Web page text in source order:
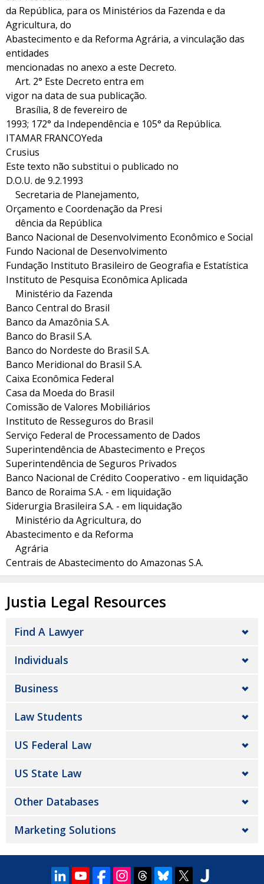
da República, para os Ministérios da Fazenda e da
Agricultura, do
Abastecimento e da Reforma Agrária, a vinculação das
entidades
mencionadas no anexo a este Decreto.
Art. 2° Este Decreto entra em
vigor na data de sua publicação.
Brasília, 8 de fevereiro de
1993; 172° da Independência e 105° da República.
ITAMAR FRANCOYeda
Crusius
Este texto não substitui o publicado no
D.O.U. de 9.2.1993
Secretaria de Planejamento,
Orçamento e Coordenação da Presi
dência da República
Banco Nacional de Desenvolvimento Econômico e Social
Fundo Nacional de Desenvolvimento
Fundação Instituto Brasileiro de Geografia e Estatística
Instituto de Pesquisa Econômica Aplicada
Ministério da Fazenda
Banco Central do Brasil
Banco da Amazônia S.A.
Banco do Brasil S.A.
Banco do Nordeste do Brasil S.A.
Banco Meridional do Brasil S.A.
Caixa Econômica Federal
Casa da Moeda do Brasil
Comissão de Valores Mobiliários
Instituto de Resseguros do Brasil
Serviço Federal de Processamento de Dados
Superintendência de Abastecimento e Preços
Superintendência de Seguros Privados
Banco Nacional de Crédito Cooperativo - em liquidação
Banco de Roraima S.A. - em liquidação
Siderurgia Brasileira S.A. - em liquidação
Ministério da Agricultura, do
Abastecimento e da Reforma
Agrária
Centrais de Abastecimento do Amazonas S.A.
Justia Legal Resources
Find A Lawyer
Individuals
Business
Law Students
US Federal Law
US State Law
Other Databases
Marketing Solutions